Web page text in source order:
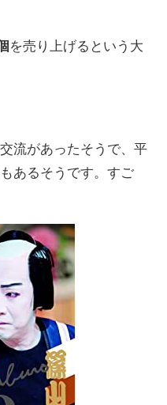
を売り上げるという大
流があったそうで、平
あるそうです。すご